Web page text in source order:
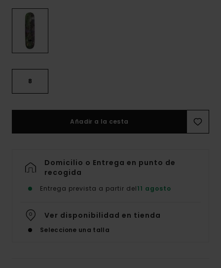
8
Añadir a la cesta
Domicilio o Entrega en punto de
recogida
Entrega prevista a partir del11 agosto
Ver disponibilidad en tienda
Seleccione una talla